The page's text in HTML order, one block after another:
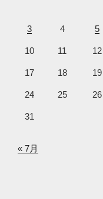
3 4 5
10 11 12
17 18 19
24 25 26
31
« 7月